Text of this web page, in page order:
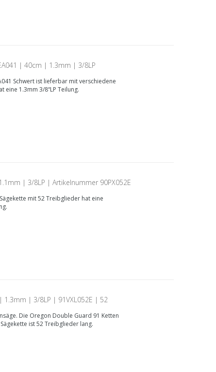
| 40cm | 1.3mm | 3/8LP
Schwert ist lieferbar mit verschiedene
eine 1.3mm 3/8“LP Teilung.
| 3/8LP | Artikelnummer 90PX052E
mit 52 Treibglieder hat eine
1.3mm | 3/8LP | 91VXL052E | 52
Die Oregon Double Guard 91 Ketten
ist 52 Treibglieder lang.